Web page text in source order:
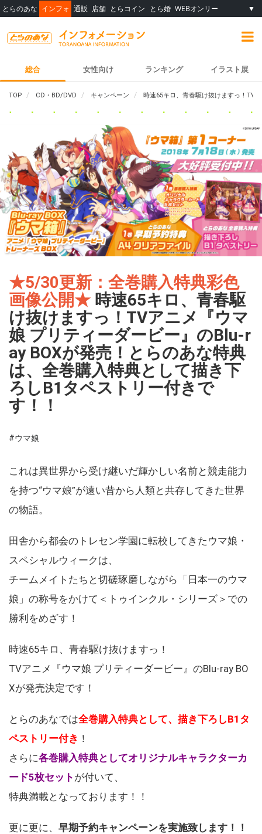
とらのあな インフォ 通販 店舗 とらコイン とら婚 WEBオンリー ▼
総合 女性向け ランキング イラスト展
TOP CD・BD/DVD キャンペーン 時速65キロ、青春駆け抜けますっ！TV
★5/30更新：全巻購入特典彩色
画像公開★時速65キロ、青春駆
け抜けますっ！TVアニメ『ウマ
娘 プリティーダービー』のBlu-r
ay BOXが発売！とらのあな特典
は、全巻購入特典として描き下
ろしB1タペストリー付きで
す！！
#ウマ娘
これは異世界から受け継いだ輝かしい名前と競走能力
を持つ“ウマ娘”が遠い昔から人類と共存してきた世界
の物語。
田舎から都会のトレセン学園に転校してきたウマ娘・
スペシャルウィークは、
チームメイトたちと切磋琢磨しながら「日本一のウマ
娘」の称号をかけて＜トゥインクル・シリーズ＞での
勝利をめざす！
時速65キロ、青春駆け抜けますっ！
TVアニメ『ウマ娘 プリティーダービー』のBlu-ray BO
Xが発売決定です！
とらのあなでは全巻購入特典として、描き下ろしB1タ
ペストリー付き ！
さらに各巻購入特典としてオリジナルキャラクターカ
ード5枚セット が付いて、
特典満載となっております！！
更に更に、 早期予約キャンペーンを実施致します！！